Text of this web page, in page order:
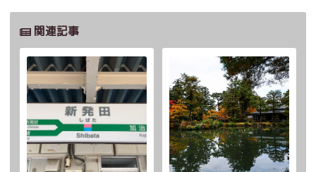
関連記事